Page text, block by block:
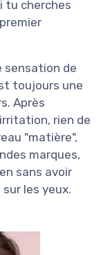
tu cherches
sensation de
toujours une
Après
rien de
"matière",
marques,
sans avoir
les yeux.